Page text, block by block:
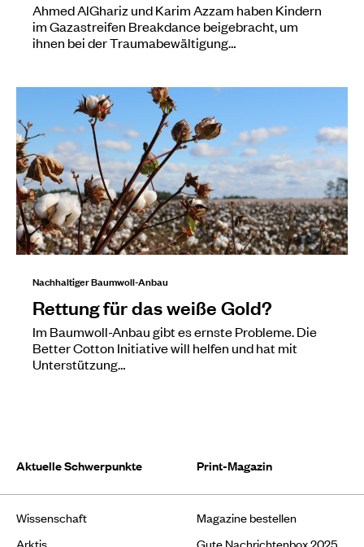
Ahmed AlGhariz und Karim Azzam haben Kindern
im Gazastreifen Breakdance beigebracht, um
ihnen bei der Traumabewältigung…
Nachhaltiger Baumwoll-Anbau
Rettung für das weiße Gold?
Im Baumwoll-Anbau gibt es ernste Probleme. Die
Better Cotton Initiative will helfen und hat mit
Unterstützung…
Aktuelle Schwerpunkte
Wissenschaft
Arktis
Print-Magazin
Magazine bestellen
Gute Nachrichtenbox 2025